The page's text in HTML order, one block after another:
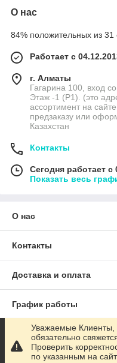
О нас
84% положительных из 31
Работает с
г. Алматы
Гагарина 100, вход
Этаж -1 (P1). (это
ассортимент на
предзаказу или
Казахстан
Контакты
Сегодня работает с
Показать весь
О нас
Контакты
Доставка и оплата
График работы
Полная версия сайта
Уважаемые Клиенты,
обязательно
Проверить
по указанным на